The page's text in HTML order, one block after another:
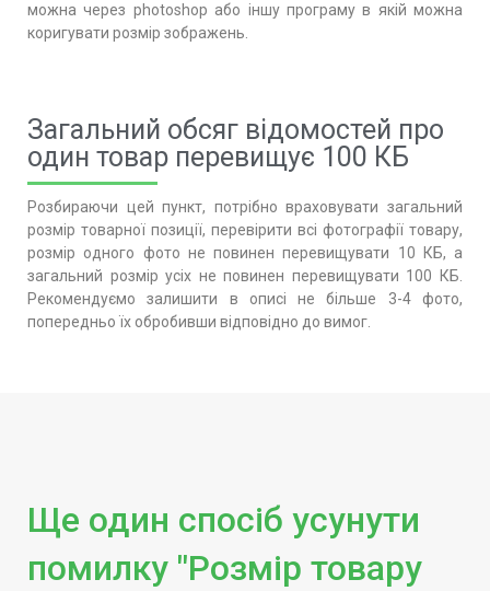
можна через photoshop або іншу програму в якій можна
коригувати розмір зображень.
Загальний обсяг відомостей про
один товар перевищує 100 КБ
Розбираючи цей пункт, потрібно враховувати загальний
розмір товарної позиції, перевірити всі фотографії товару,
розмір одного фото не повинен перевищувати 10 КБ, а
загальний розмір усіх не повинен перевищувати 100 КБ.
Рекомендуємо залишити в описі не більше 3-4 фото,
попередньо їх обробивши відповідно до вимог.
Ще один спосіб усунути
помилку "Розмір товару